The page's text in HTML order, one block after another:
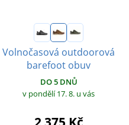
Volnočasová outdoorová
barefoot obuv
DO 5 DNŮ
v pondělí 17. 8. u vás